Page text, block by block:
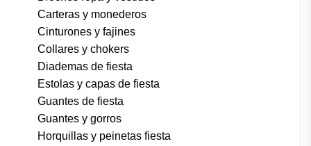
Carteras y monederos
Cinturones y fajines
Collares y chokers
Diademas de fiesta
Estolas y capas de fiesta
Guantes de fiesta
Guantes y gorros
Horquillas y peinetas fiesta